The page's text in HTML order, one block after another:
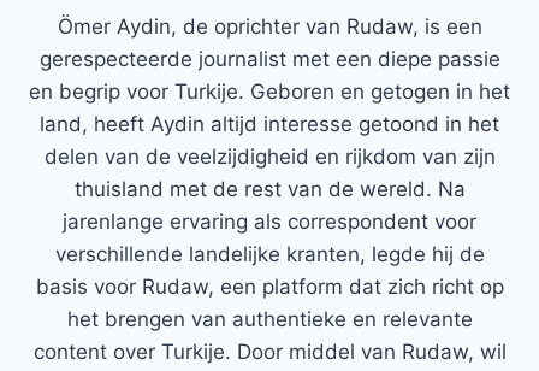
Ömer Aydin, de oprichter van Rudaw, is een
gerespecteerde journalist met een diepe passie
en begrip voor Turkije. Geboren en getogen in het
land, heeft Aydin altijd interesse getoond in het
delen van de veelzijdigheid en rijkdom van zijn
thuisland met de rest van de wereld. Na
jarenlange ervaring als correspondent voor
verschillende landelijke kranten, legde hij de
basis voor Rudaw, een platform dat zich richt op
het brengen van authentieke en relevante
content over Turkije. Door middel van Rudaw, wil